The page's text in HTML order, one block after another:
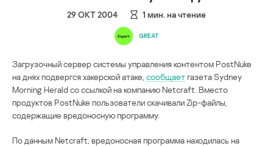
29 ОКТ 2004 1 мин. на чтение
GREAT
Загрузочный сервер системы управления контентом PostNuke
на днях подвергся хакерской атаке, сообщаетгазета Sydney
Morning Herald со ссылкой на компанию Netcraft. Вместо
продуктов PostNuke пользователи скачивали Zip-файлы,
содержащие вредоносную программу.
По данным Netcraft, вредоносная программа находилась на